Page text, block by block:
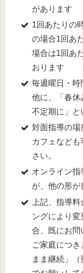
があります
1回あたりの
の場合1回あ
場合は1回あ
おります
毎週曜日・時
他に、「春休
不定期に」と
対面指導の
カフェなど
さい。
オンライン
が、他の形
上記、指導
ングにより
合、既にお問
ご家庭につ
まま継続」